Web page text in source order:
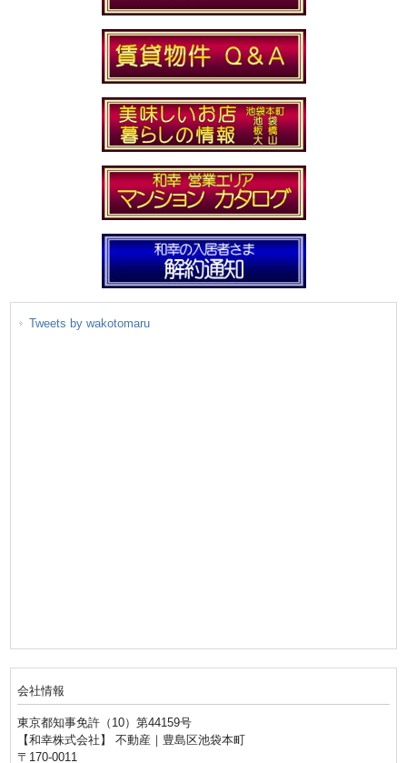
Tweets by wakotomaru
会社情報
東京都知事免許（10）第44159号
【和幸株式会社】 不動産｜豊島区池袋本町
〒170-0011